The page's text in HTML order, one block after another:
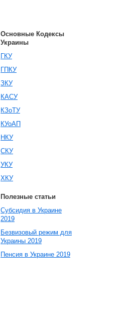
Основные Кодексы
Украины
ГКУ
ГПКУ
ЗКУ
КАСУ
КЗоТУ
КУоАП
НКУ
СКУ
УКУ
ХКУ
Полезные статьи
Субсидия в Украине
2019
Безвизовый режим для
Украины 2019
Пенсия в Украине 2019